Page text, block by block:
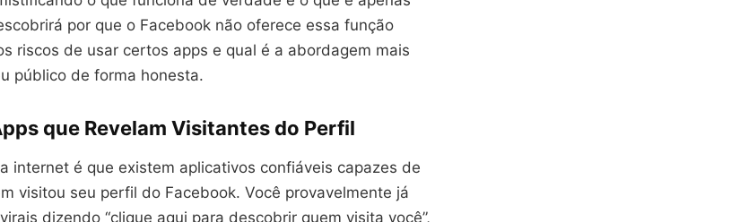
por que o Facebook não oferece essa função
riscos de usar certos apps e qual é a abordagem mais
público de forma honesta.
que Revelam Visitantes do Perfil
internet é que existem aplicativos confiáveis capazes de
visitou seu perfil do Facebook. Você provavelmente já
dizendo “clique aqui para descobrir quem visita você”,